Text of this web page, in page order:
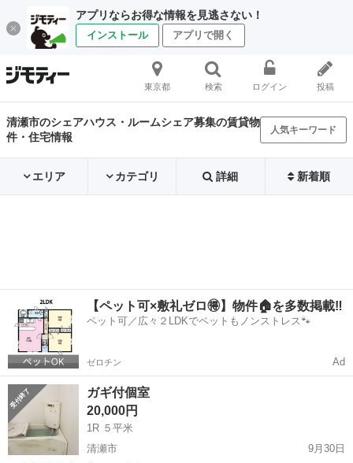
アプリならお得な情報を見逃さない！
インストール アプリで開く
東京都 検索 ログイン 投稿
清瀬市のシェアハウス・ルームシェア募集の賃貸物
件・住宅情報
人気キーワード
エリア カテゴリ 詳細 新着順
【ペット可×敷礼ゼロ🉐】物件🏠を多数掲載‼️
ペット可／広々２LDKでペットもノンストレス🐾
ゼロチン Ad
ガギ付個室
20,000円
1R ５平米
清瀬市
9月30日